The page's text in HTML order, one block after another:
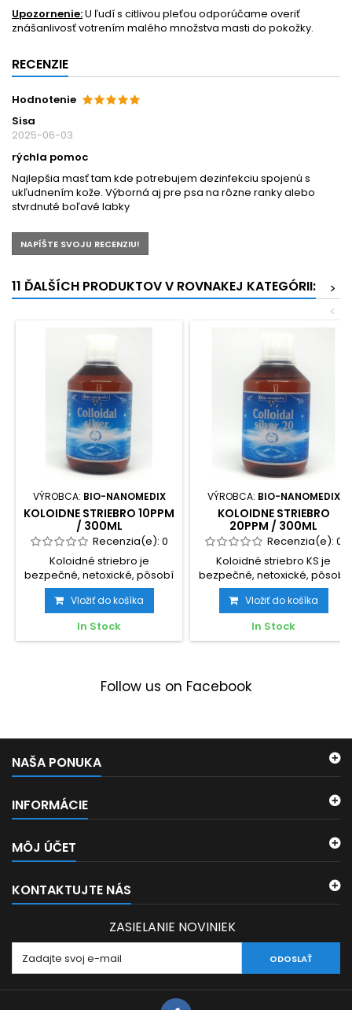
Upozornenie:U ľudí s citlivou pleťou odporúčame overiť
znášanlivosť votrením malého množstva masti do pokožky.
RECENZIE
Hodnotenie
Sisa
2025-06-03
rýchla pomoc
Najlepšia masť tam kde potrebujem dezinfekciu spojenú s
ukľudnením kože. Výborná aj pre psa na rôzne ranky alebo
stvrdnuté boľavé labky
NAPÍŠTE SVOJU RECENZIU!
11 ĎALŠÍCH PRODUKTOV V ROVNAKEJ KATEGÓRII:
>
<
VÝROBCA: BIO-NANOMEDIX
KOLOIDNE STRIEBRO 10PPM
/ 300ML
Recenzia(e): 0
Koloidné striebro je
bezpečné, netoxické, pôsobí
ako antibiotikum, pomáha
pri...
Vložiť do košíka
In Stock
VÝROBCA: BIO-NANOMEDIX
KOLOIDNE STRIEBRO
20PPM / 300ML
Recenzia(e): 0
Koloidné striebro KS je
bezpečné, netoxické, pôsobí
ako antibiotikum, pomáha...
Vložiť do košíka
In Stock
Follow us on Facebook
NAŠA PONUKA
INFORMÁCIE
MÔJ ÚČET
KONTAKTUJTE NÁS
ZASIELANIE NOVINIEK
ODOSLAŤ